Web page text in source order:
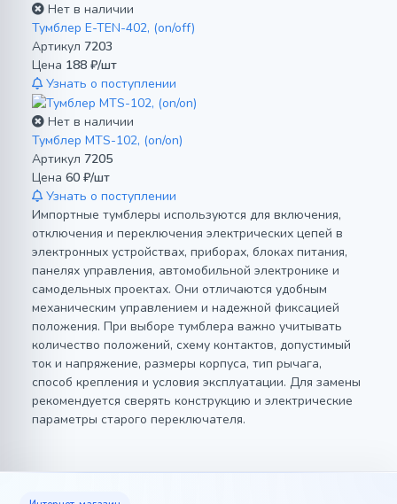
Нет в наличии
Тумблер E-TEN-402, (on/off)
Артикул 7203
Цена 188 ₽/шт
Узнать о поступлении
Нет в наличии
Тумблер MTS-102, (on/on)
Артикул 7205
Цена 60 ₽/шт
Узнать о поступлении
Импортные тумблеры используются для включения,
отключения и переключения электрических цепей в
электронных устройствах, приборах, блоках питания,
панелях управления, автомобильной электронике и
самодельных проектах. Они отличаются удобным
механическим управлением и надежной фиксацией
положения. При выборе тумблера важно учитывать
количество положений, схему контактов, допустимый
ток и напряжение, размеры корпуса, тип рычага,
способ крепления и условия эксплуатации. Для замены
рекомендуется сверять конструкцию и электрические
параметры старого переключателя.